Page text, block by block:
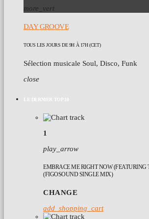
more_vert
DAY GROOVE
TOUS LES JOURS DE 9H À 17H (CET)
Sélection musicale Soul, Disco, Funk
close
LE DERNIER TOP 10
1
play_arrow
EMBRACE ME RIGHT NOW
(FIGOSOUND SINGLE MIX)
CHANGE
add_shopping_cart